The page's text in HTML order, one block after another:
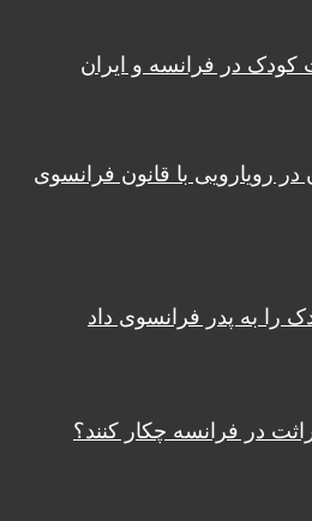
در فرانسه و ایران
در رویارویی با قانون فرانسوی
را به پدر فرانسوی داد
در فرانسه چکار کنند؟